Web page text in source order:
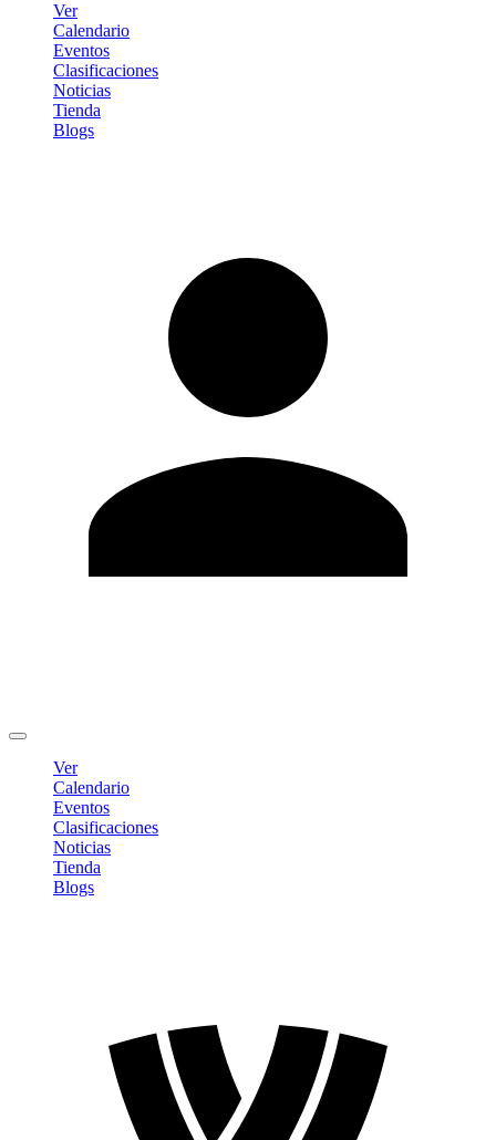
Ver
Calendario
Eventos
Clasificaciones
Noticias
Tienda
Blogs
Ver
Calendario
Eventos
Clasificaciones
Noticias
Tienda
Blogs